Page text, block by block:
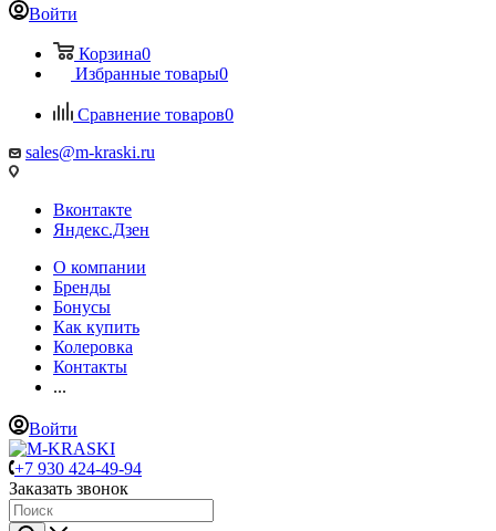
Войти
Корзина0
Избранные товары0
Сравнение товаров0
sales@m-kraski.ru
Вконтакте
Яндекс.Дзен
О компании
Бренды
Бонусы
Как купить
Колеровка
Контакты
...
Войти
+7 930 424-49-94
Заказать звонок